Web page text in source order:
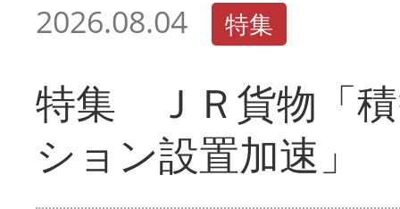
2026.08.04 特集
特集 ＪＲ貨物「
ション設置加速」